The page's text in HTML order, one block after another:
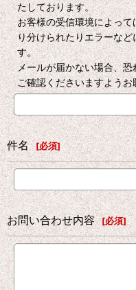
たしております。
お客様の受信環境によっ
り分けられたりエラーな
す。
メールが届かない場合、
ご確認くださいますよう
件名 [必須]
お問い合わせ内容 [必須]